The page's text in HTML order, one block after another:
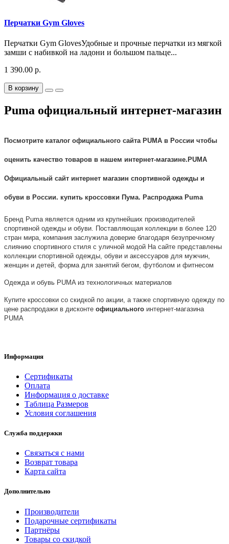
Перчатки Gym Gloves
Перчатки Gym GlovesУдобные и прочные перчатки из мягкой
замши с набивкой на ладони и большом пальце...
1 390.00 р.
В корзину
Puma официальный интернет-магазин
Посмотрите каталог официального сайтаPUMA в России чтобы
оценить качество товаров в нашем интернет-магазине.PUMA
Официальный сайт интернет магазин спортивной одежды и
обуви в России. купить кроссовки Пума. Распродажа Puma
Бренд Puma является одним из крупнейших производителей
спортивной одежды и обуви. Поставляющая коллекции в более 120
стран мира, компания заслужила доверие благодаря безупречному
слиянию спортивного стиля с уличной модой На сайте представлены
коллекции спортивной одежды, обуви и аксессуаров для мужчин,
женщин и детей, форма для занятий бегом, футболом и фитнесом
Одежда и обувь PUMA из технологичных материалов
Купите кроссовки со скидкой по акции, а также спортивную одежду по
цене распродажи в дисконте официального интернет-магазина
PUMA
Информация
Сертификаты
Оплата
Информация о доставке
Таблица Размеров
Условия соглашения
Служба поддержки
Связаться с нами
Возврат товара
Карта сайта
Дополнительно
Производители
Подарочные сертификаты
Партнёры
Товары со скидкой